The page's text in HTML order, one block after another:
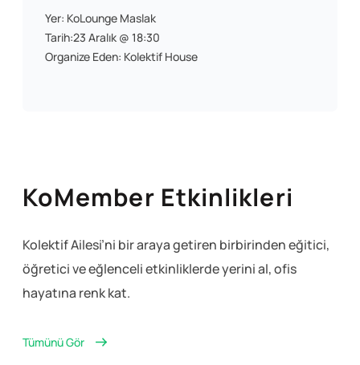
Yer: KoLounge Maslak
Tarih:23 Aralık @ 18:30
Organize Eden: Kolektif House
KoMember Etkinlikleri
Kolektif Ailesi’ni bir araya getiren birbirinden eğitici,
öğretici ve eğlencelietkinliklerde yerini al, ofis
hayatına renk kat.
Tümünü Gör